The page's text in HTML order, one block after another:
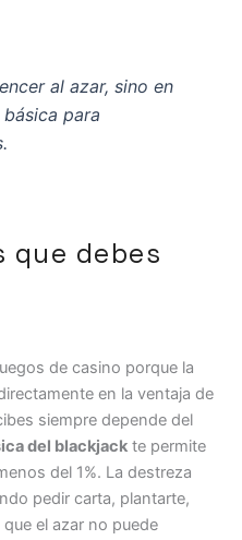
al azar, sino en
para
que debes
de casino porque la
en la ventaja de
siempre depende del
del blackjackte permite
del 1%. La destreza
pedir carta, plantarte,
el azar no puede